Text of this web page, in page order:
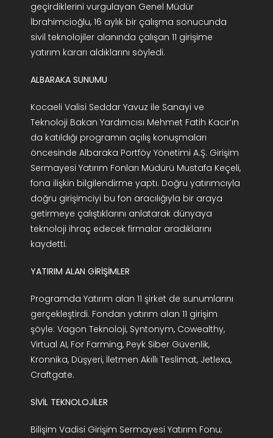
geçirdiklerini vurgulayan Genel Müdür
İbrahimcioğlu, 16 aylık bir çalışma sonucunda
sivil teknolojiler alanında çalışan 11 girişime
yatırım kararı aldıklarını söyledi.
ALBARAKA SUNUMU
Kocaeli Valisi Seddar Yavuz ile Sanayi ve
Teknoloji Bakan Yardımcısı Mehmet Fatih Kacır’ın
da katıldığı programın açılış konuşmaları
öncesinde Albaraka Portföy Yönetimi A.Ş. Girişim
Sermayesi Yatırım Fonları Müdürü Mustafa Keçeli,
fona ilişkin bilgilendirme yaptı. Doğru yatırımcıyla
doğru girişimciyi bu fon aracılığıyla bir araya
getirmeye çalıştıklarını anlatarak dünyaya
teknoloji ihraç edecek firmalar aradıklarını
kaydetti.
YATIRIM ALAN GİRİŞİMLER
Programda Yatırım alan 11 şirket de sunumlarını
gerçekleştirdi. Fondan yatırım alan 11 girişim
şöyle: Vagon Teknoloji, Syntonym, Cowealthy,
Virtual AI, For Farming, Peyk Siber Güvenlik,
Kronnika, Düşyeri, İletmen Akıllı Teslimat, Jetlexa,
Craftgate.
SİVİL TEKNOLOJİLER
Bilişim Vadisi Girişim Sermayesi Yatırım Fonu;